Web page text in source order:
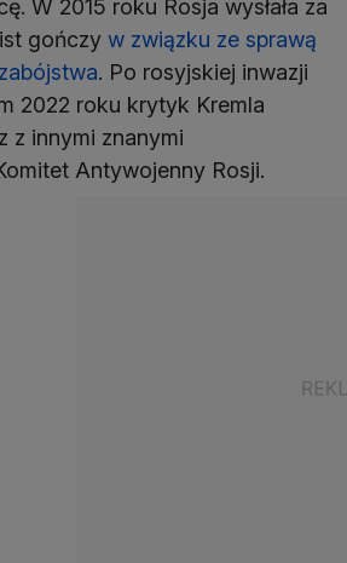
W 2015 roku Rosja wysłała za
gończy w związku ze sprawą
. Po rosyjskiej inwazji
2022 roku krytyk Kremla
z innymi znanymi
Antywojenny Rosji.